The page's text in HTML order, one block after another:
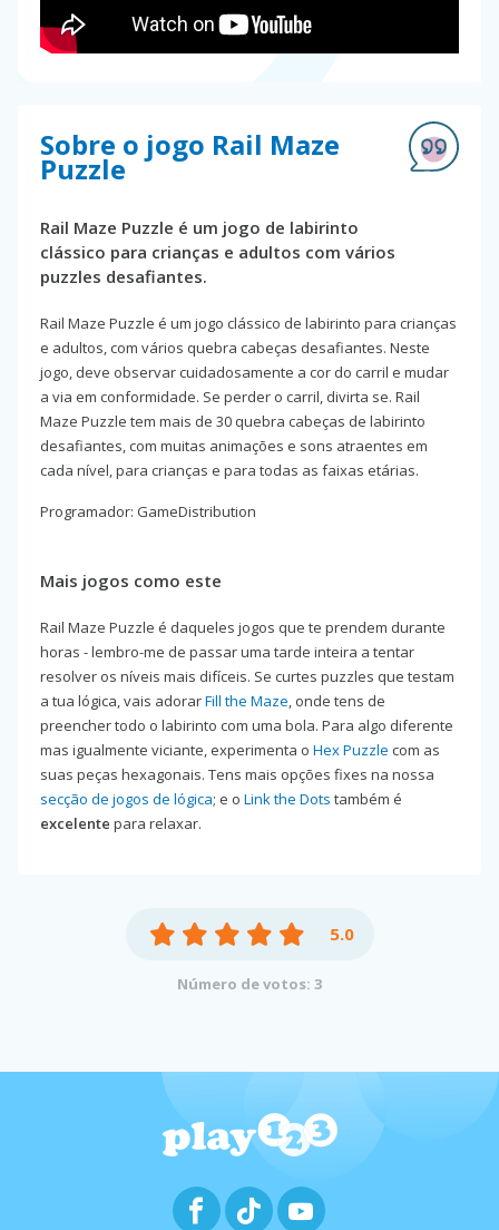
Sobre o jogo Rail Maze
Puzzle
Rail Maze Puzzle é um jogo de labirinto
clássico para crianças e adultos com vários
puzzles desafiantes.
Rail Maze Puzzle é um jogo clássico de labirinto para crianças
e adultos, com vários quebra cabeças desafiantes. Neste
jogo, deve observar cuidadosamente a cor do carril e mudar
a via em conformidade. Se perder o carril, divirta se. Rail
Maze Puzzle tem mais de 30 quebra cabeças de labirinto
desafiantes, com muitas animações e sons atraentes em
cada nível, para crianças e para todas as faixas etárias.
Programador: GameDistribution
Mais jogos como este
Rail Maze Puzzle é daqueles jogos que te prendem durante
horas - lembro-me de passar uma tarde inteira a tentar
resolver os níveis mais difíceis. Se curtes puzzles que testam
a tua lógica, vais adorarFill the Maze, onde tens de
preencher todo o labirinto com uma bola. Para algo diferente
mas igualmente viciante, experimenta o Hex Puzzle com as
suas peças hexagonais. Tens mais opções fixes na nossa
secção de jogos de lógica; e o Link the Dots também é
excelente para relaxar.
5.0
Número de votos: 3